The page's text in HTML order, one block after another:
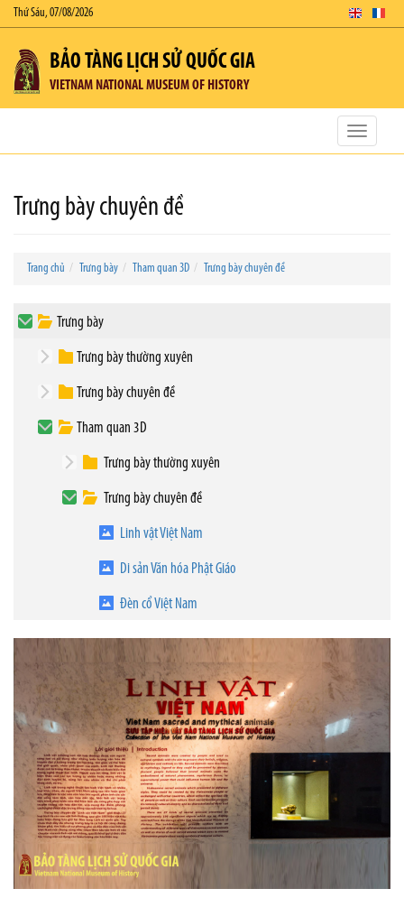
Thứ Sáu, 07/08/2026
BẢO TÀNG LỊCH SỬ QUỐC GIA
VIETNAM NATIONAL MUSEUM OF HISTORY
Toggle
Trưng bày chuyên đề
Trang chủ Trưng bày Tham quan 3D Trưng bày chuyên đề
Trưng bày
Trưng bày thường xuyên
Trưng bày chuyên đề
Tham quan 3D
Trưng bày thường xuyên
Trưng bày chuyên đề
Linh vật Việt Nam
Di sản Văn hóa Phật Giáo
Đèn cổ Việt Nam